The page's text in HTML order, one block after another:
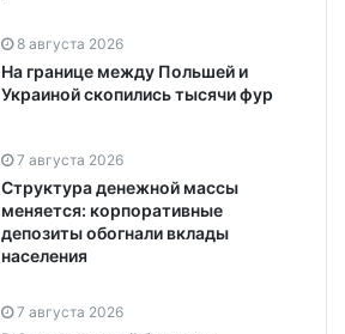
8 августа 2026
На границе между Польшей и
Украиной скопились тысячи фур
7 августа 2026
Структура денежной массы
меняется: корпоративные
депозиты обогнали вклады
населения
7 августа 2026